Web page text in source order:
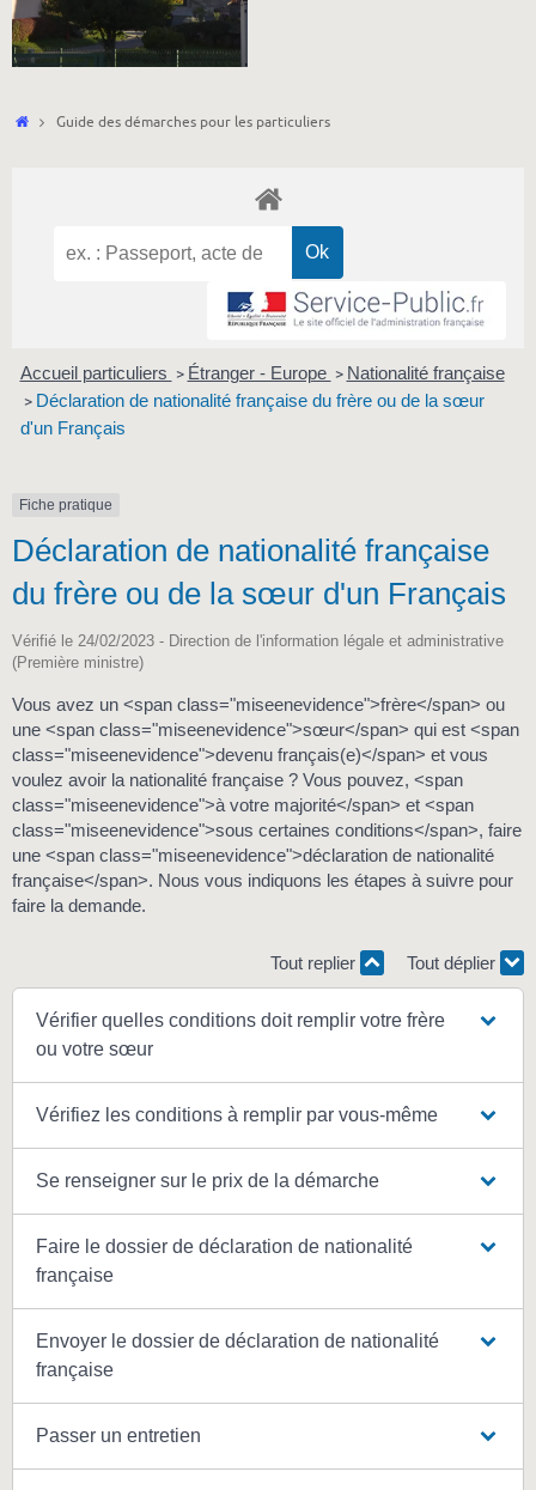
Accueil
Guide des démarches pour les particuliers
Accueil particuliers > Étranger - Europe > Nationalité française
> Déclaration de nationalité française du frère ou de la sœur
d'un Français
Fiche pratique
Déclaration de nationalité française
du frère ou de la sœur d'un Français
Vérifié le 24/02/2023 - Direction de l'information légale et administrative
(Première ministre)
Vous avez un <span class="miseenevidence">frère</span> ou
une <span class="miseenevidence">sœur</span> qui est <span
class="miseenevidence">devenu français(e)</span> et vous
voulez avoir la nationalité française ? Vous pouvez, <span
class="miseenevidence">à votre majorité</span> et <span
class="miseenevidence">sous certaines conditions</span>, faire
une <span class="miseenevidence">déclaration de nationalité
française</span>. Nous vous indiquons les étapes à suivre pour
faire la demande.
Tout replier Tout déplier
Vérifier quelles conditions doit remplir votre frère
ou votre sœur
Vérifiez les conditions à remplir par vous-même
Se renseigner sur le prix de la démarche
Faire le dossier de déclaration de nationalité
française
Envoyer le dossier de déclaration de nationalité
française
Passer un entretien